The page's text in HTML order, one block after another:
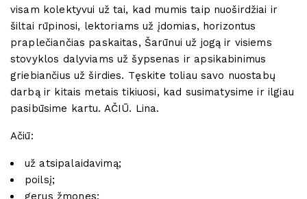
visam kolektyvui už tai, kad mumis taip nuoširdžiai ir
šiltai rūpinosi, lektoriams už įdomias, horizontus
praplečiančias paskaitas, Šarūnui už jogą ir visiems
stovyklos dalyviams už šypsenas ir apsikabinimus
griebiančius už širdies. Tęskite toliau savo nuostabų
darbą ir kitais metais tikiuosi, kad susimatysime ir ilgiau
pasibūsime kartu. AČIŪ. Lina.
Ačiū:
už atsipalaidavimą;
poilsį;
gerus žmones;